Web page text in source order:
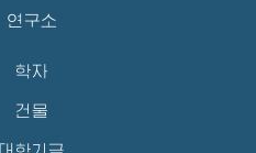
연구소
학자
건물